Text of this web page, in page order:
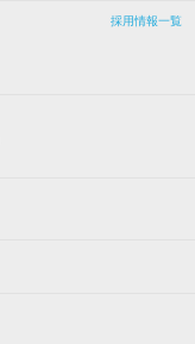
採用情報一覧